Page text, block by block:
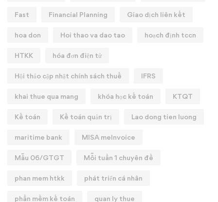
Fast Financial Planning Giao dịch liên kết
hoa don Hoi thao va dao tao hoạch định tccn
HTKK hóa đơn điện tử
Hội thảo cập nhật chính sách thuế IFRS
khai thue qua mang khóa học kế toán KTQT
Kế toán Kế toán quản trị Lao dong tien luong
maritime bank MISA meInvoice
Mẫu 06/GTGT Mỗi tuần 1 chuyên đề
phan mem htkk phát triển cá nhân
phần mềm kế toán quan ly thue